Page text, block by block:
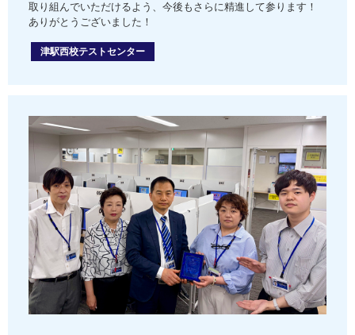
取り組んでいただけるよう、今後もさらに精進して参ります！
ありがとうございました！
津駅西校テストセンター